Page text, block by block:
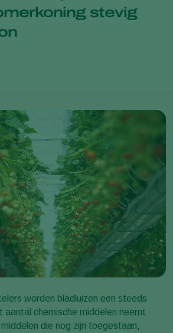
stevig
worden bladluizen een steeds
aantal chemische middelen neemt
die nog zijn toegestaan,